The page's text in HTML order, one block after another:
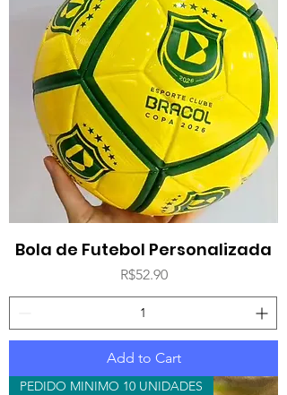
Bola de Futebol Personalizada
Price
R$52.90
Add to Cart
PEDIDO MINIMO 10 UNIDADES